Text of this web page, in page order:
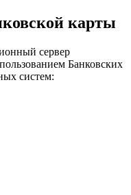
карты
сервер
Банковских
систем: